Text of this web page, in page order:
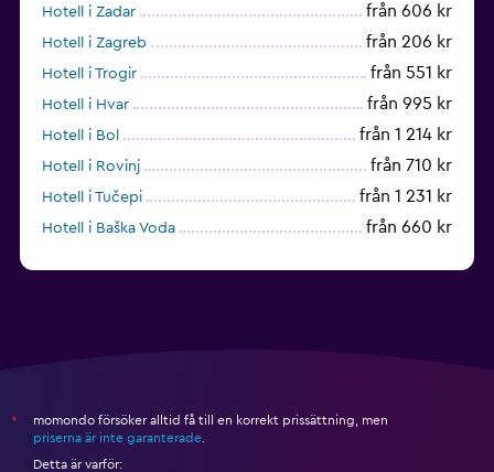
Hotell i Zadar från 606 kr
Hotell i Zagreb från 206 kr
Hotell i Trogir från 551 kr
Hotell i Hvar från 995 kr
Hotell i Bol från 1 214 kr
Hotell i Rovinj från 710 kr
Hotell i Tučepi från 1 231 kr
Hotell i Baška Voda från 660 kr
*
momondo försöker alltid få till en korrekt prissättning, men
priserna är inte garanterade
Detta är varför: